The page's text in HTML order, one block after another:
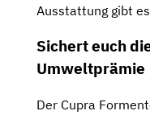
Ausstattung gibt
Sichert euch
Umweltprämie
Der Cupra